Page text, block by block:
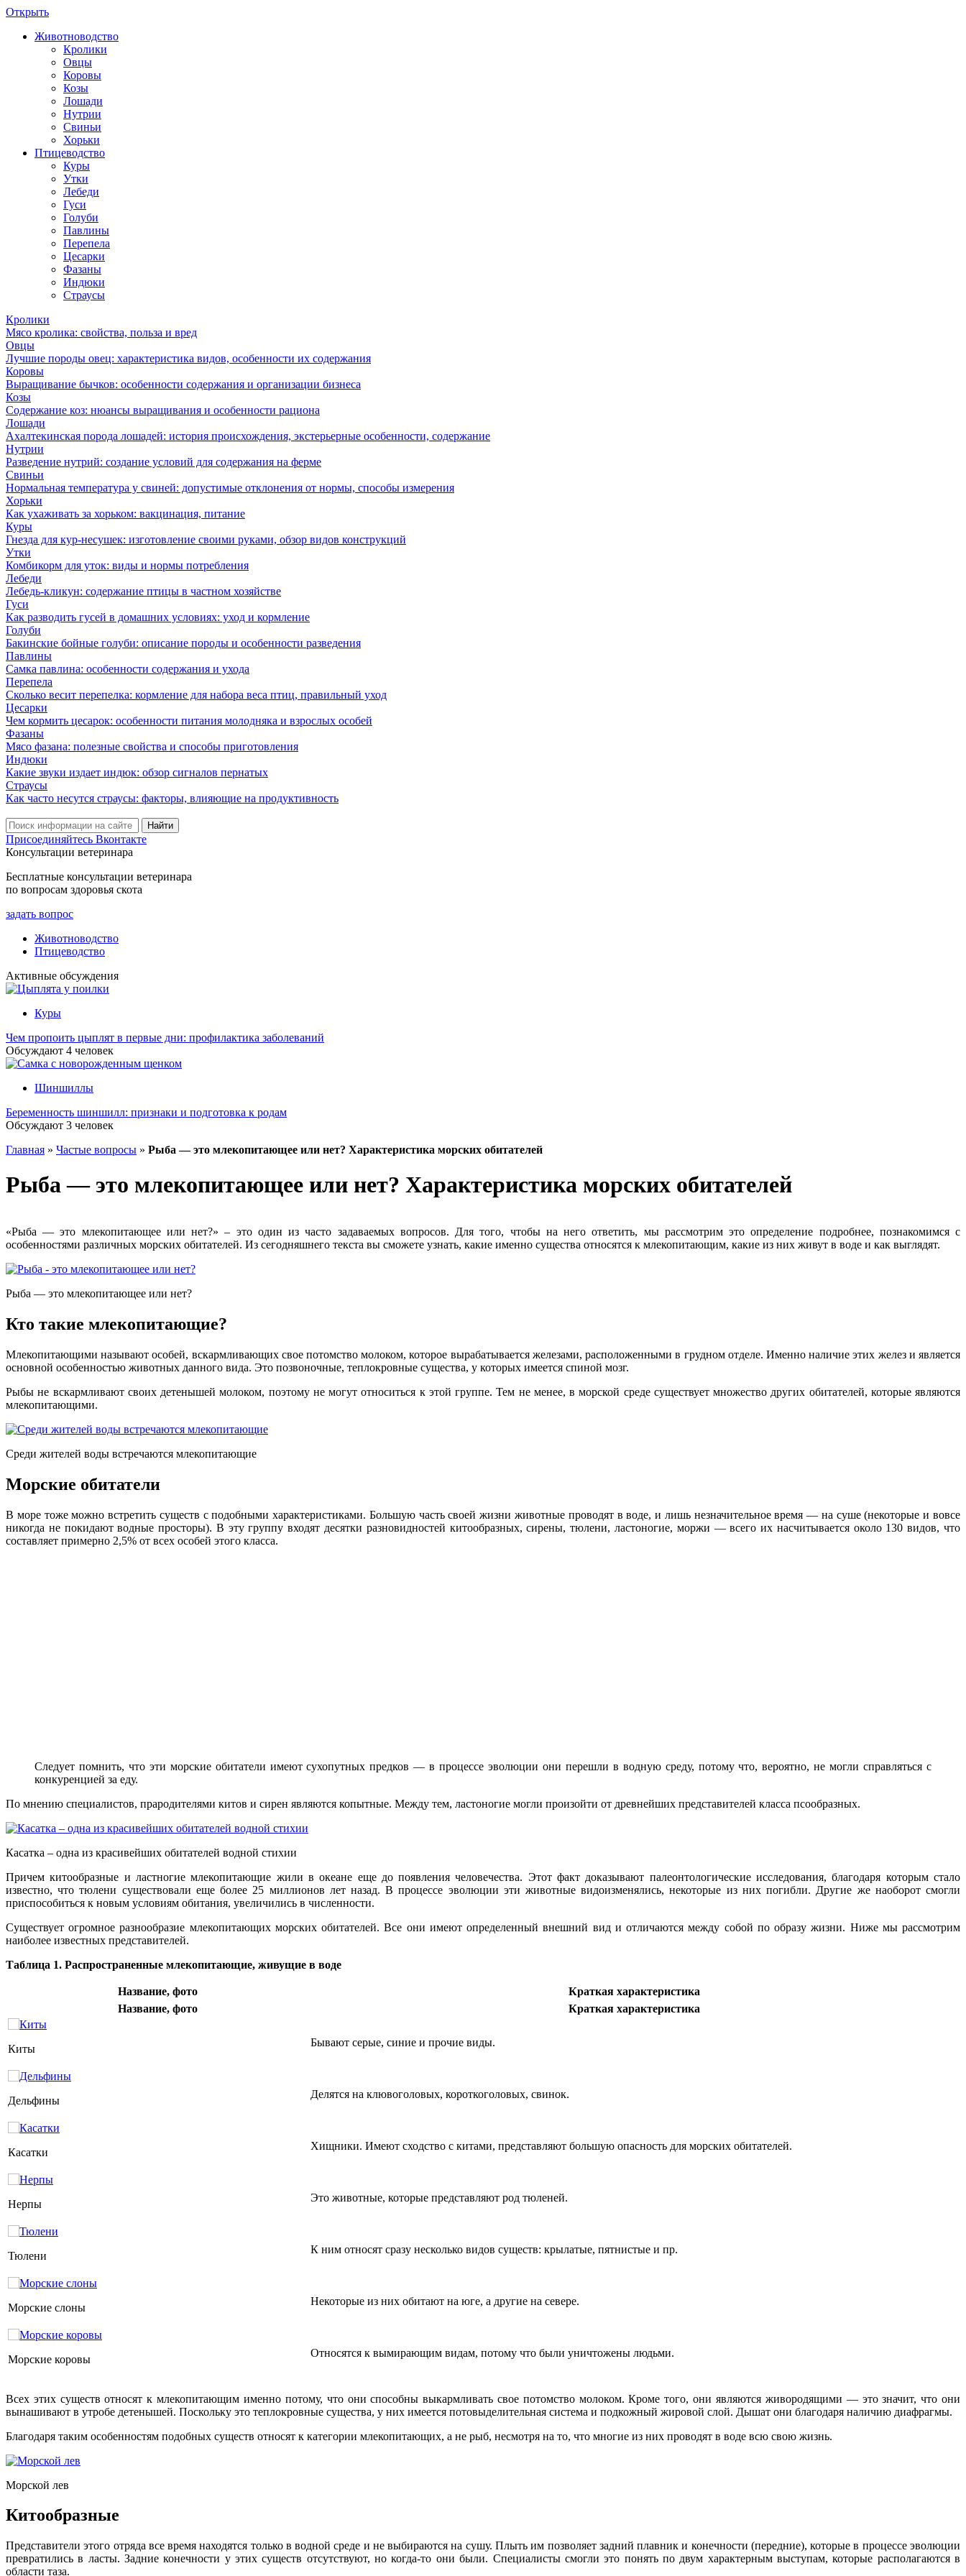
Открыть
Животноводство
Кролики
Овцы
Коровы
Козы
Лошади
Нутрии
Свиньи
Хорьки
Птицеводство
Куры
Утки
Лебеди
Гуси
Голуби
Павлины
Перепела
Цесарки
Фазаны
Индюки
Страусы
Кролики
Мясо кролика: свойства, польза и вред
Овцы
Лучшие породы овец: характеристика видов, особенности их содержания
Коровы
Выращивание бычков: особенности содержания и организации бизнеса
Козы
Содержание коз: нюансы выращивания и особенности рациона
Лошади
Ахалтекинская порода лошадей: история происхождения, экстерьерные особенности, содержание
Нутрии
Разведение нутрий: создание условий для содержания на ферме
Свиньи
Нормальная температура у свиней: допустимые отклонения от нормы, способы измерения
Хорьки
Как ухаживать за хорьком: вакцинация, питание
Куры
Гнезда для кур-несушек: изготовление своими руками, обзор видов конструкций
Утки
Комбикорм для уток: виды и нормы потребления
Лебеди
Лебедь-кликун: содержание птицы в частном хозяйстве
Гуси
Как разводить гусей в домашних условиях: уход и кормление
Голуби
Бакинские бойные голуби: описание породы и особенности разведения
Павлины
Самка павлина: особенности содержания и ухода
Перепела
Сколько весит перепелка: кормление для набора веса птиц, правильный уход
Цесарки
Чем кормить цесарок: особенности питания молодняка и взрослых особей
Фазаны
Мясо фазана: полезные свойства и способы приготовления
Индюки
Какие звуки издает индюк: обзор сигналов пернатых
Страусы
Как часто несутся страусы: факторы, влияющие на продуктивность
Присоединяйтесь Вконтакте
Консультации ветеринара
Бесплатные консультации ветеринара
по вопросам здоровья скота
задать вопрос
Животноводство
Птицеводство
Активные обсуждения
Куры
Чем пропоить цыплят в первые дни: профилактика заболеваний
Обсуждают 4 человек
Шиншиллы
Беременность шиншилл: признаки и подготовка к родам
Обсуждают 3 человек
Главная » Частые вопросы » Рыба — это млекопитающее или нет? Характеристика морских обитателей
Рыба — это млекопитающее или нет? Характеристика морских обитателей
«Рыба — это млекопитающее или нет?» – это один из часто задаваемых вопросов. Для того, чтобы на него ответить, мы рассмотрим это определение подробнее, познакомимся с
особенностями различных морских обитателей. Из сегодняшнего текста вы сможете узнать, какие именно существа относятся к млекопитающим, какие из них живут в воде и как выглядят.
Рыба — это млекопитающее или нет?
Кто такие млекопитающие?
Млекопитающими называют особей, вскармливающих свое потомство молоком, которое вырабатывается железами, расположенными в грудном отделе. Именно наличие этих желез и является
основной особенностью животных данного вида. Это позвоночные, теплокровные существа, у которых имеется спиной мозг.
Рыбы не вскармливают своих детенышей молоком, поэтому не могут относиться к этой группе. Тем не менее, в морской среде существует множество других обитателей, которые являются
млекопитающими.
Среди жителей воды встречаются млекопитающие
Морские обитатели
В море тоже можно встретить существ с подобными характеристиками. Большую часть своей жизни животные проводят в воде, и лишь незначительное время — на суше (некоторые и вовсе
никогда не покидают водные просторы). В эту группу входят десятки разновидностей китообразных, сирены, тюлени, ластоногие, моржи — всего их насчитывается около 130 видов, что
составляет примерно 2,5% от всех особей этого класса.
Следует помнить, что эти морские обитатели имеют сухопутных предков — в процессе эволюции они перешли в водную среду, потому что, вероятно, не могли справляться с
конкуренцией за еду.
По мнению специалистов, прародителями китов и сирен являются копытные. Между тем, ластоногие могли произойти от древнейших представителей класса псообразных.
Касатка – одна из красивейших обитателей водной стихии
Причем китообразные и ластногие млекопитающие жили в океане еще до появления человечества. Этот факт доказывают палеонтологические исследования, благодаря которым стало
известно, что тюлени существовали еще более 25 миллионов лет назад. В процессе эволюции эти животные видоизменялись, некоторые из них погибли. Другие же наоборот смогли
приспособиться к новым условиям обитания, увеличились в численности.
Существует огромное разнообразие млекопитающих морских обитателей. Все они имеют определенный внешний вид и отличаются между собой по образу жизни. Ниже мы рассмотрим
наиболее известных представителей.
Таблица 1. Распространенные млекопитающие, живущие в воде
Название, фото
Краткая характеристика
Название, фото
Краткая характеристика
Киты
Бывают серые, синие и прочие виды.
Дельфины
Делятся на клювоголовых, короткоголовых, свинок.
Касатки
Хищники. Имеют сходство с китами, представляют большую опасность для морских обитателей.
Нерпы
Это животные, которые представляют род тюленей.
Тюлени
К ним относят сразу несколько видов существ: крылатые, пятнистые и пр.
Морские слоны
Некоторые из них обитают на юге, а другие на севере.
Морские коровы
Относятся к вымирающим видам, потому что были уничтожены людьми.
Всех этих существ относят к млекопитающим именно потому, что они способны выкармливать свое потомство молоком. Кроме того, они являются живородящими — это значит, что они
вынашивают в утробе детенышей. Поскольку это теплокровные существа, у них имеется потовыделительная система и подкожный жировой слой. Дышат они благодаря наличию диафрагмы.
Благодаря таким особенностям подобных существ относят к категории млекопитающих, а не рыб, несмотря на то, что многие из них проводят в воде всю свою жизнь.
Морской лев
Китообразные
Представители этого отряда все время находятся только в водной среде и не выбираются на сушу. Плыть им позволяет задний плавник и конечности (передние), которые в процессе эволюции
превратились в ласты. Задние конечности у этих существ отсутствуют, но когда-то они были. Специалисты смогли это понять по двум характерным выступам, которые располагаются в
области таза.